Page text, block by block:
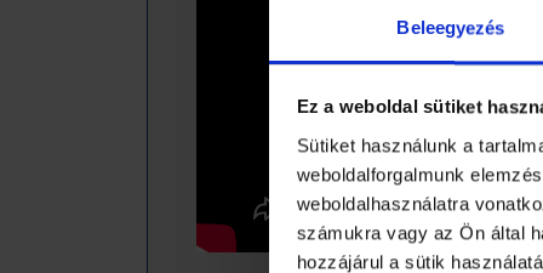
Beleegyezés
Ez a weboldal sütiket
Sütiket használunk a
weboldalforgalmunk
weboldalhasználatra
számukra vagy az Ön által
hozzájárul a sütik